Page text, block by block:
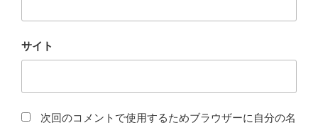
サイト
次回のコメントで使用するためブラウザーに自分の名